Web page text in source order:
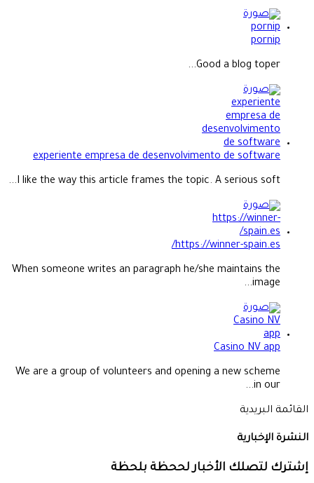
pornip
Good a blog toper...
experiente empresa de desenvolvimento de software
I like the way this article frames the topic. A serious soft...
https://winner-spain.es/
When someone writes an paragraph he/she maintains the
image...
Casino NV app
We are a group of volunteers and opening a new scheme
in our...
القائمة البريدية
النشرة الإخبارية
إشترك لتصلك الأخبار لححظة بلحظة